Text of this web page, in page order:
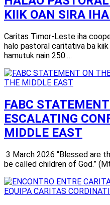
KIIK OAN SIRA
Caritas Timor-Leste iha
halo pastoral caritativa ba
hamutuk nain 250.…
FABC
ESCALATING
MIDDLE EAST
3 March 2026 “Blessed are
be called children of God.”